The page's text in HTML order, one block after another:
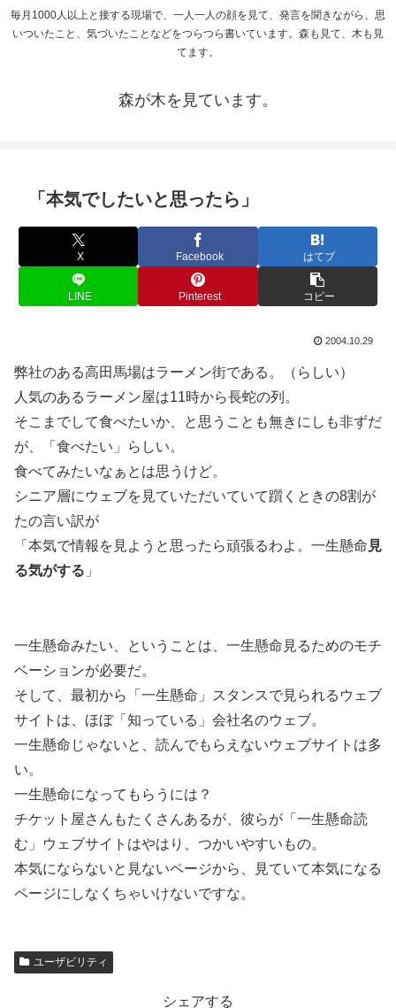
毎月1000人以上と接する現場で、一人一人の顔を見て、発言を聞きながら、思
いついたこと、気づいたことなどをつらつら書いています。森も見て、木も見
てます。
森が木を見ています。
「本気でしたいと思ったら」
X Facebook はてブ
LINE Pinterest コピー
2004.10.29
弊社のある高田馬場はラーメン街である。（らしい）
人気のあるラーメン屋は11時から長蛇の列。
そこまでして食べたいか、と思うことも無きにしも非ずだ
が、「食べたい」らしい。
食べてみたいなぁとは思うけど。
シニア層にウェブを見ていただいていて躓くときの8割が
たの言い訳が
「本気で情報を見ようと思ったら頑張るわよ。一生懸命 見
る気がする 」
一生懸命みたい、ということは、一生懸命見るためのモチ
ベーションが必要だ。
そして、最初から「一生懸命」スタンスで見られるウェブ
サイトは、ほぼ「知っている」会社名のウェブ。
一生懸命じゃないと、読んでもらえないウェブサイトは多
い。
一生懸命になってもらうには？
チケット屋さんもたくさんあるが、彼らが「一生懸命読
む」ウェブサイトはやはり、つかいやすいもの。
本気にならないと見ないページから、見ていて本気になる
ページにしなくちゃいけないですな。
ユーザビリティ
シェアする